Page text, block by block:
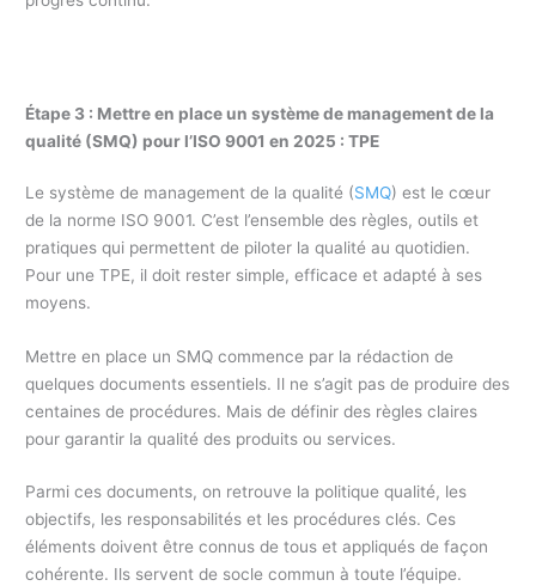
Étape 3 : Mettre en place un système de management de la
qualité (SMQ) pour l’ISO 9001 en 2025 : TPE
Le système de management de la qualité (SMQ) est le cœur
de la norme ISO 9001. C’est l’ensemble des règles, outils et
pratiques qui permettent de piloter la qualité au quotidien.
Pour une TPE, il doit rester simple, efficace et adapté à ses
moyens.
Mettre en place un SMQ commence par la rédaction de
quelques documents essentiels. Il ne s’agit pas de produire des
centaines de procédures. Mais de définir des règles claires
pour garantir la qualité des produits ou services.
Parmi ces documents, on retrouve la politique qualité, les
objectifs, les responsabilités et les procédures clés. Ces
éléments doivent être connus de tous et appliqués de façon
cohérente. Ils servent de socle commun à toute l’équipe.